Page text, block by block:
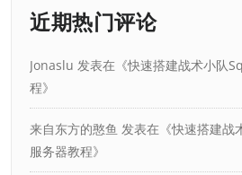
近期热门评论
Jonaslu 发表在《快速搭建战术小队
程》
来自东方的憨鱼 发表在《快速搭建战
服务器教程》